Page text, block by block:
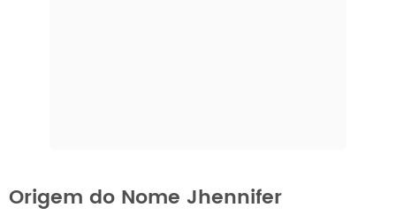
Origem do Nome Jhennifer